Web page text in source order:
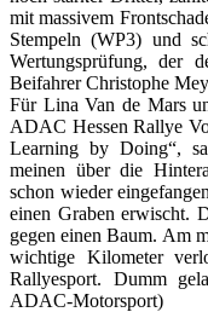
mit massivem
Stempeln (WP3) und
Wertungsprüfung, der
Beifahrer Christophe
Für Lina Van de Mars
ADAC Hessen Rallye
Learning by Doing“,
meinen über die
schon wieder
einen Graben erwischt.
gegen einen Baum. Am
wichtige Kilometer
Rallyesport. Dumm
ADAC-Motorsport)